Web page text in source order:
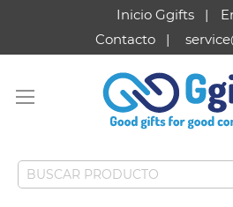
Inicio Ggifts
Contacto